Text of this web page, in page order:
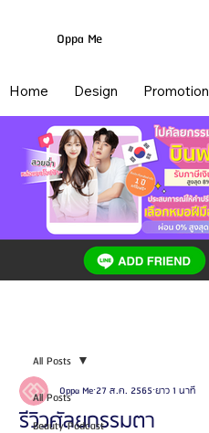
Oppa Me
Home Design Promotion
All Posts
Beauty Podcast
All Posts
รีวิวศัลยกรรมตา
Oppa Me27 ส.ค. 2565 ยาว 1 นาที